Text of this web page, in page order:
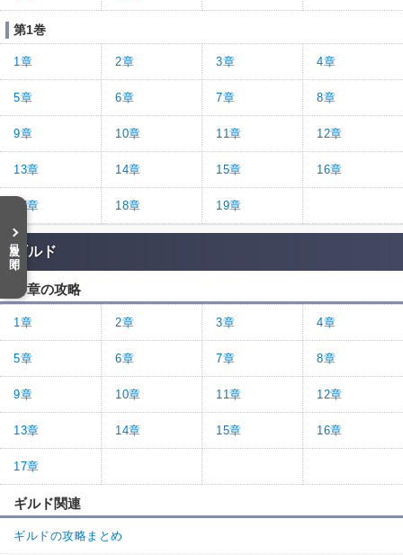
目次を開く
第1巻
1章 2章 3章 4章
5章 6章 7章 8章
9章 10章 11章 12章
13章 14章 15章 16章
17章 18章 19章
ギルド
各章の攻略
1章 2章 3章 4章
5章 6章 7章 8章
9章 10章 11章 12章
13章 14章 15章 16章
17章
ギルド関連
ギルドの攻略まとめ